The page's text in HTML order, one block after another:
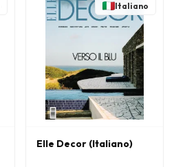
Italiano
Elle Decor (Italiano)